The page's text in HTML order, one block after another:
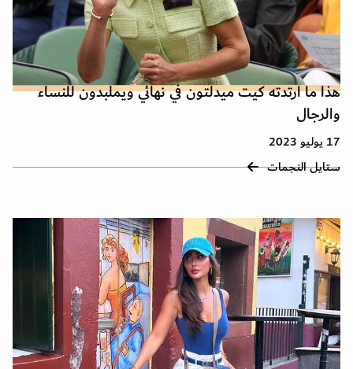
هذا ما ارتدته كيت ميدلتون في نهائي ويملبدون للنساء
والرجال
17 يوليو 2023
ستايل النجمات